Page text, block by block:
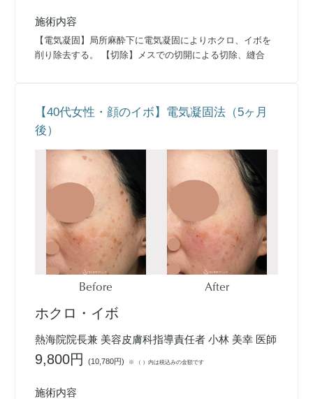
施術内容
【電気凝固】局所麻酔下に電気凝固によりホクロ、イボを
削り除去する。 【切除】メスでの切開による切除、縫合
【40代女性・顔のイボ】電気凝固法（5ヶ月
後）
Before After
ホクロ・イボ
熱海院院長兼 美容皮膚科指導責任者 小林 美幸 医師
9,800円(10,780円) ※ （ ）内は税込みの金額です
施術内容